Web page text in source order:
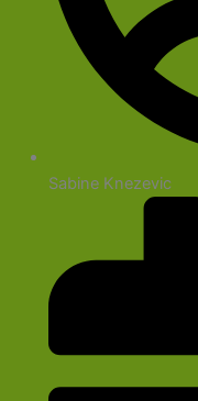
Sabine Knezevic